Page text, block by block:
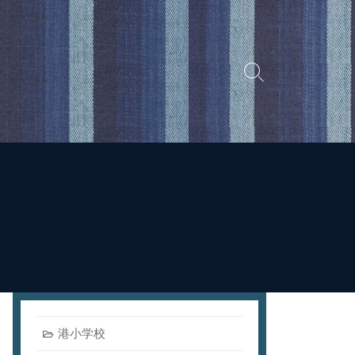
検
索
切
り
替
港小学校